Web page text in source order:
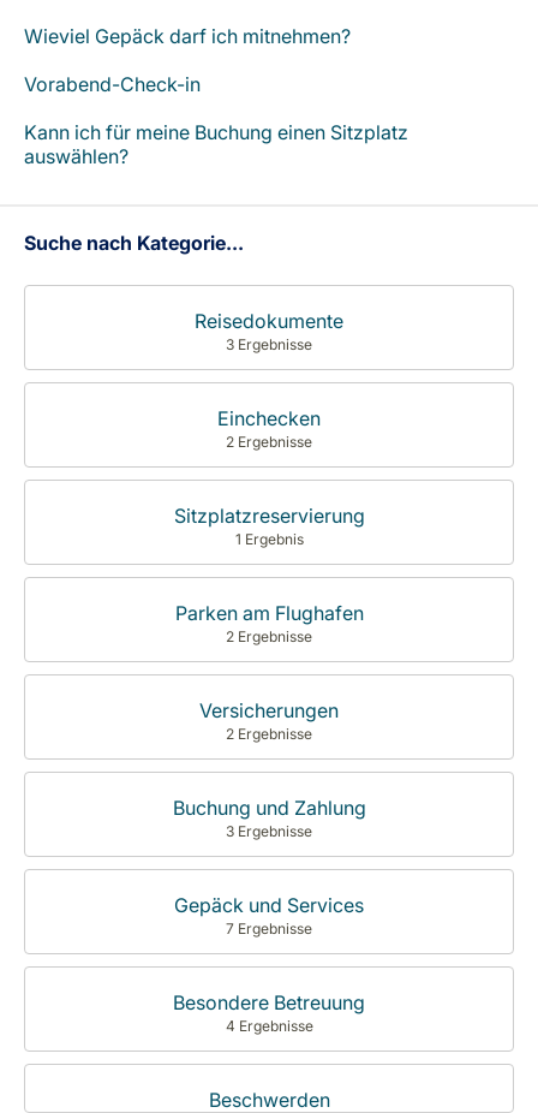
Wieviel Gepäck darf ich mitnehmen?
Vorabend-Check-in
Kann ich für meine Buchung einen Sitzplatz
auswählen?
Suche nach Kategorie...
Reisedokumente
3 Ergebnisse
Einchecken
2 Ergebnisse
Sitzplatzreservierung
1 Ergebnis
Parken am Flughafen
2 Ergebnisse
Versicherungen
2 Ergebnisse
Buchung und Zahlung
3 Ergebnisse
Gepäck und Services
7 Ergebnisse
Besondere Betreuung
4 Ergebnisse
Beschwerden